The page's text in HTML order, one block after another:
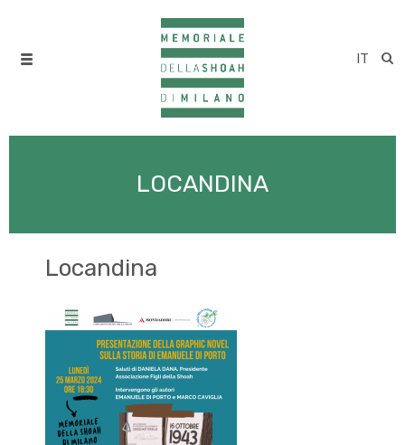
IT
LOCANDINA
Locandina